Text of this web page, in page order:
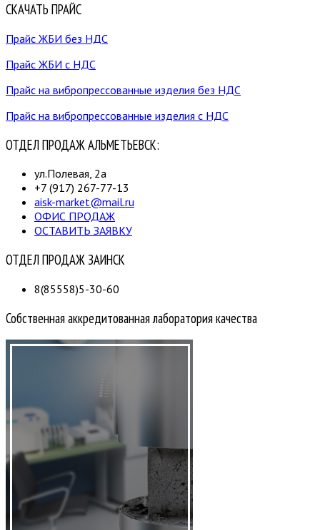
СКАЧАТЬ ПРАЙС
Прайс ЖБИ без НДС
Прайс ЖБИ с НДС
Прайс на вибропрессованные изделия без НДС
Прайс на вибропрессованные изделия с НДС
ОТДЕЛ ПРОДАЖ АЛЬМЕТЬЕВСК:
ул.Полевая, 2а
+7 (917) 267-77-13
aisk-market@mail.ru
ОФИС ПРОДАЖ
ОСТАВИТЬ ЗАЯВКУ
ОТДЕЛ ПРОДАЖ ЗАИНСК
8(85558)5-30-60
Собственная аккредитованная лаборатория качества